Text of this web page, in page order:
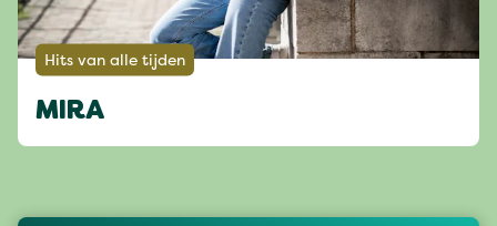
Hits van alle tijden
MIRA